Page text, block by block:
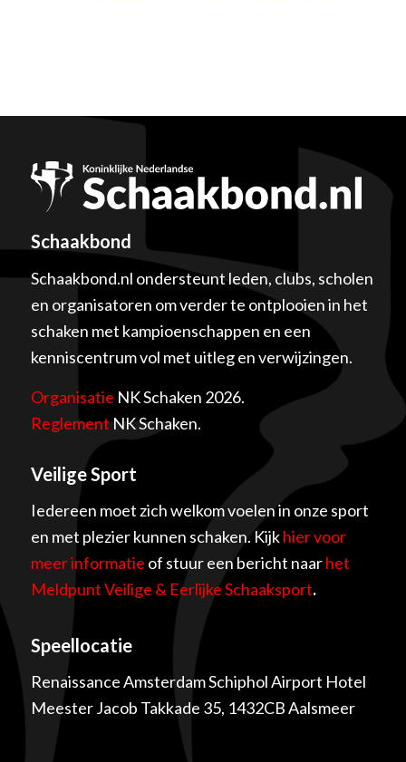
Schaakbond
Schaakbond.nl ondersteunt leden, clubs, scholen
en organisatoren om verder te ontplooien in het
schaken met kampioenschappen en een
kenniscentrum vol met uitleg en verwijzingen.
Organisatie NK Schaken 2026.
ReglementNK Schaken.
Veilige Sport
Iedereen moet zich welkom voelen in onze sport
en met plezier kunnen schaken. Kijkhier voor
meer informatie of stuur een bericht naarhet
Meldpunt Veilige & Eerlijke Schaaksport.
Speellocatie
Renaissance Amsterdam Schiphol Airport Hotel
Meester Jacob Takkade 35, 1432CB Aalsmeer